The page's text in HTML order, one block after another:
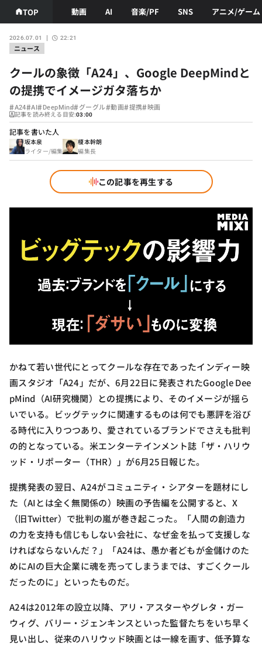
TOP 動画 AI 音楽/PF SNS アニメ/ゲーム
ニュース
2026.07.01 22:21
クールの象徴「A24」、Google DeepMindと
の提携でイメージガタ落ちか
#A24#AI#DeepMind#グーグル#動画#提携#映画
記事を読み終える目安:03:00
記事を書いた人
坂本泉
ライター/編集
榎本幹朗
編集長
この記事を再生する
かねて若い世代にとってクールな存在であったインディー映
画スタジオ「A24」だが、6月22日に発表されたGoogle Dee
pMind（AI研究機関）との提携により、そのイメージが揺ら
いでいる。ビッグテックに関連するものは何でも悪評を浴び
る時代に入りつつあり、愛されているブランドでさえも批判
の的となっている。米エンターテインメント誌「ザ・ハリウ
ッド・リポーター（THR）」が6月25日報じた。
提携発表の翌日、A24がコミュニティ・シアターを題材にし
た（AIとは全く無関係の）映画の予告編を公開すると、X
（旧Twitter）で批判の嵐が巻き起こった。「人間の創造力
の力を支持も信じもしない会社に、なぜ金を払って支援しな
ければならないんだ？」「A24は、愚か者どもが金儲けのた
めにAIの巨大企業に魂を売ってしまうまでは、すごくクール
だったのに」といったものだ。
A24は2012年の設立以降、アリ・アスターやグレタ・ガー
ウィグ、バリー・ジェンキンスといった監督たちをいち早く
見い出し、従来のハリウッド映画とは一線を画す、低予算な